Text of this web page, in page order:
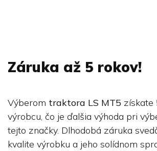
Záruka až 5 rokov!
Výberom traktora LS MT5 získate
výrobcu, čo je ďalšia výhoda pri
tejto značky. Dlhodobá záruka
kvalite výrobku a jeho solídnom